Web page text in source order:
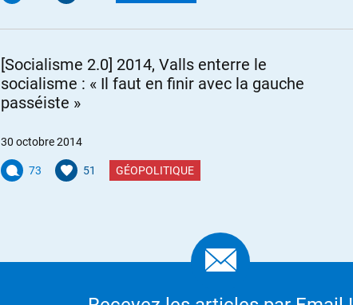
[Socialisme 2.0] 2014, Valls enterre le
socialisme : « Il faut en finir avec la gauche
passéiste »
30 octobre 2014
73 51 GÉOPOLITIQUE